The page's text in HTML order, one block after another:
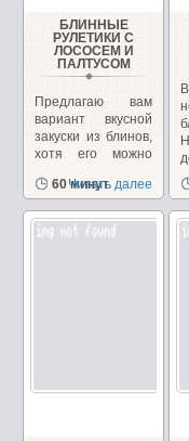
БЛИННЫЕ
РУЛЕТИКИ С
ЛОСОСЕМ И
ПАЛТУСОМ
Предлагаю вам
вариант вкусной
закуски из блинов,
хотя его можно
60 минут
Читать далее